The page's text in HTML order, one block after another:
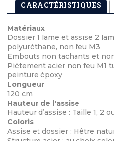
CARACTÉRISTIQUES
Matériaux
Dossier 1 lame et assise 2
polyuréthane, non feu M3
Embouts non tachants et
Piétement acier non feu M1
peinture époxy
Longueur
120 cm
Hauteur de l'assise
Hauteur d’assise : Taille 1, 2
Coloris
Assise et dossier : Hêtre